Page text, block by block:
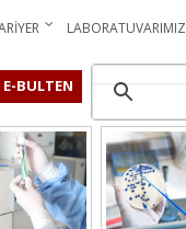
LABORATUVARIMIZ
E-BULTEN